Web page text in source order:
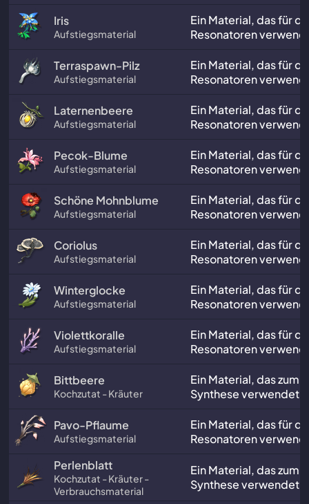
Iris
Aufstiegsmaterial
Ein Material, das für
Resonatoren
Terraspawn-Pilz
Aufstiegsmaterial
Ein Material, das für
Resonatoren
Laternenbeere
Aufstiegsmaterial
Ein Material, das für
Resonatoren
Pecok-Blume
Aufstiegsmaterial
Ein Material, das für
Resonatoren
Schöne Mohnblume
Aufstiegsmaterial
Ein Material, das für
Resonatoren
Coriolus
Aufstiegsmaterial
Ein Material, das für
Resonatoren
Winterglocke
Aufstiegsmaterial
Ein Material, das für
Resonatoren
Violettkoralle
Aufstiegsmaterial
Ein Material, das für
Resonatoren
Bittbeere
Kochzutat - Kräuter
Ein Material, das zum
Synthese verwendet
Pavo-Pflaume
Aufstiegsmaterial
Ein Material, das für
Resonatoren
Perlenblatt
Kochzutat - Kräuter -
Verbrauchsmaterial
Ein Material, das zum
Synthese verwendet